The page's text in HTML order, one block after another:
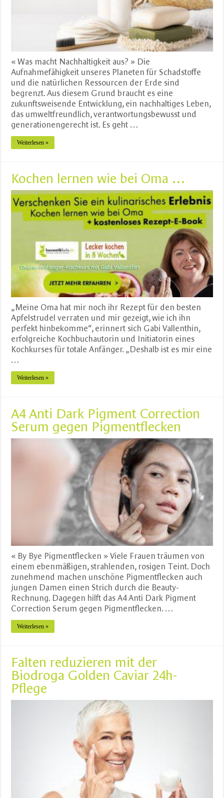
« Was macht Nachhaltigkeit aus? » Die
Aufnahmefähigkeit unseres Planeten für Schadstoffe
und die natürlichen Ressourcen der Erde sind
begrenzt. Aus diesem Grund braucht es eine
zukunftsweisende Entwicklung, ein nachhaltiges Leben,
das umweltfreundlich, verantwortungsbewusst und
generationengerecht ist. Es geht …
Weiterlesen »
Kochen lernen wie bei Oma …
„Meine Oma hat mir noch ihr Rezept für den besten
Apfelstrudel verraten und mir gezeigt, wie ich ihn
perfekt hinbekomme“, erinnert sich Gabi Vallenthin,
erfolgreiche Kochbuchautorin und Initiatorin eines
Kochkurses für totale Anfänger. „Deshalb ist es mir eine
…
Weiterlesen »
A4 Anti Dark Pigment Correction
Serum gegen Pigmentflecken
« By Bye Pigmentflecken » Viele Frauen träumen von
einem ebenmäßigen, strahlenden, rosigen Teint. Doch
zunehmend machen unschöne Pigmentflecken auch
jungen Damen einen Strich durch die Beauty-
Rechnung. Dagegen hilft das A4 Anti Dark Pigment
Correction Serum gegen Pigmentflecken. …
Weiterlesen »
Falten reduzieren mit der
Biodroga Golden Caviar 24h-
Pflege